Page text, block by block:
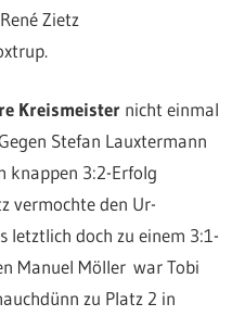
Zietz
Kreismeister nicht einmal
Stefan Lauxtermann
knappen 3:2-Erfolg
vermochte den Ur-
letztlich doch zu einem 3:1-
Manuel Möller war Tobi
zu Platz 2 in